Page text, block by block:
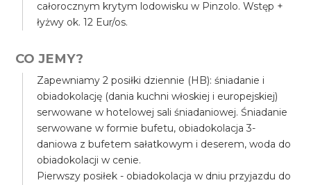
całorocznym krytym lodowisku w Pinzolo. Wstęp +
łyżwy ok. 12 Eur/os.
CO JEMY?
Zapewniamy 2 posiłki dziennie (HB): śniadanie i
obiadokolację (dania kuchni włoskiej i europejskiej)
serwowane w hotelowej sali śniadaniowej. Śniadanie
serwowane w formie bufetu, obiadokolacja 3-
daniowa z bufetem sałatkowym i deserem, woda do
obiadokolacji w cenie.
Pierwszy posiłek - obiadokolacja w dniu przyjazdu do